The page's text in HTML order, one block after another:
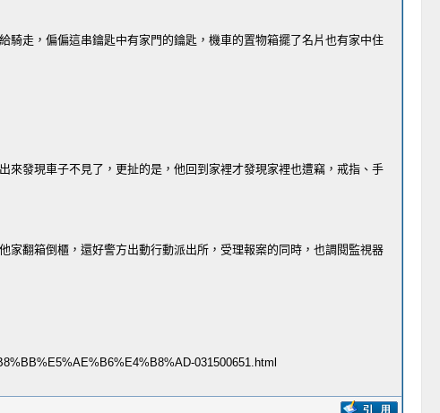
走，偏偏這串鑰匙中有家門的鑰匙，機​車的置物箱擺了名片也有家中住
發現車子不見了，更扯的是，他回到家​裡才發現家裡也遭竊，戒指、手
翻箱倒櫃，還好警方出動行動派出所，​受理報案的同時，也調閱監視器
031500651.html